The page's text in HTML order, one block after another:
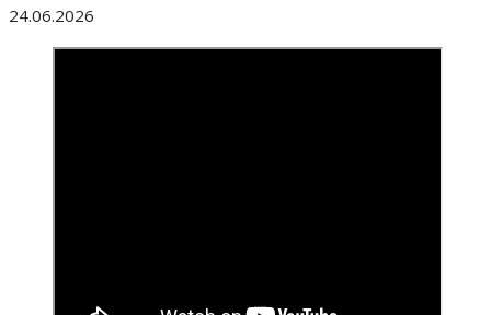
24.06.2026